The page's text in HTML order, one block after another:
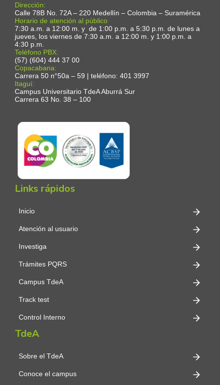
Dirección:
Calle 78B No. 72A – 220 Medellín – Colombia – Suramérica
Horario de atención al público
7:30 a.m. a 12:00 m. y de 1:00 p.m. a 5:30 p.m. de lunes a
jueves, los viernes de 7:30 a.m. a 12:00 m. y 1:00 p.m. a
4:30 p.m.
Teléfono PBX:
(57) (604) 444 37 00
Copacabana:
Carrera 50 n°50a – 59 | teléfono: 401 3997
Itaguí:
Campus Universitario TdeA Aburrá Sur
Carrera 63 No. 38 – 100
Links rápidos
Inicio
Atención al usuario
Investiga
Trámites PQRS
Campus TdeA
Track test
Control Interno
TdeA
Sobre el TdeA
Conoce el campus